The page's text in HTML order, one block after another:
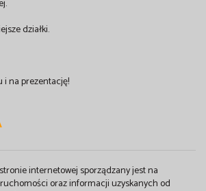
działki.
i na prezentację!
internetowej sporządzany jest na
oraz informacji uzyskanych od